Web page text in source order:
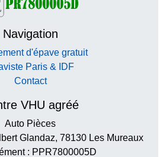
Navigation
d'épave gratuit
Paris & IDF
Contact
VHU agréé
Auto Pièces
Glandaz, 78130 Les Mureaux
: PPR7800005D